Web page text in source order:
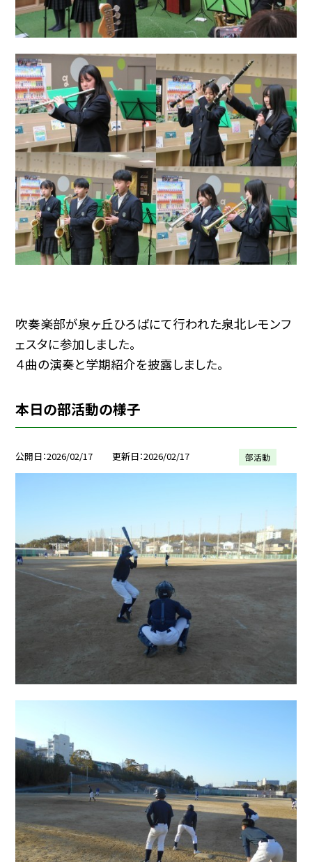
吹奏楽部が泉ヶ丘ひろばにて行われた泉北レモンフ
ェスタに参加しました。
４曲の演奏と学期紹介を披露しました。
本日の部活動の様子
公開日 2026/02/17 更新日 2026/02/17 部活動